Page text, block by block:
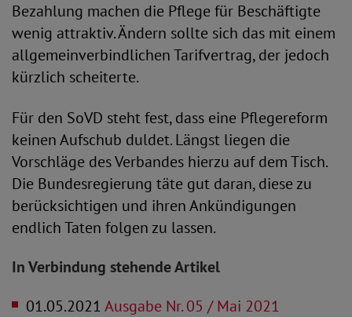
Bezahlung machen die Pflege für Beschäftigte
wenig attraktiv. Ändern sollte sich das mit einem
allgemeinverbindlichen Tarifvertrag, der jedoch
kürzlich scheiterte.
Für den SoVD steht fest, dass eine Pflegereform
keinen Aufschub duldet. Längst liegen die
Vorschläge des Verbandes hierzu auf dem Tisch.
Die Bundesregierung täte gut daran, diese zu
berücksichtigen und ihren Ankündigungen
endlich Taten folgen zu lassen.
In Verbindung stehende Artikel
01.05.2021Ausgabe Nr. 05 / Mai 2021